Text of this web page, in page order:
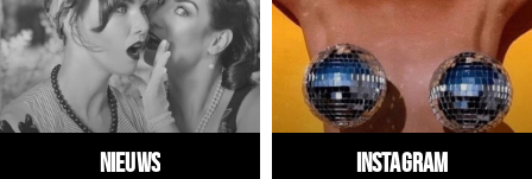
Nieuws Instagram